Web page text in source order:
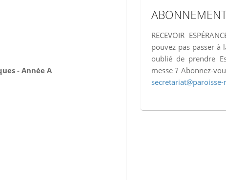
- Année A
RECEVOIR
pouvez pas passer à
oublié de prendre
messe ? Abonnez-